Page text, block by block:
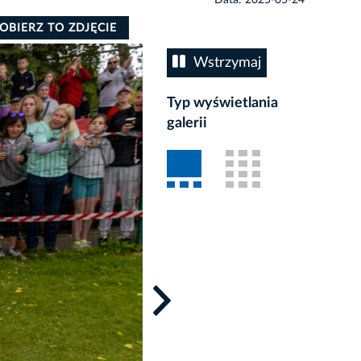
Wstrzymaj
Typ wyświetlania
galerii
TO ZDJĘCIE